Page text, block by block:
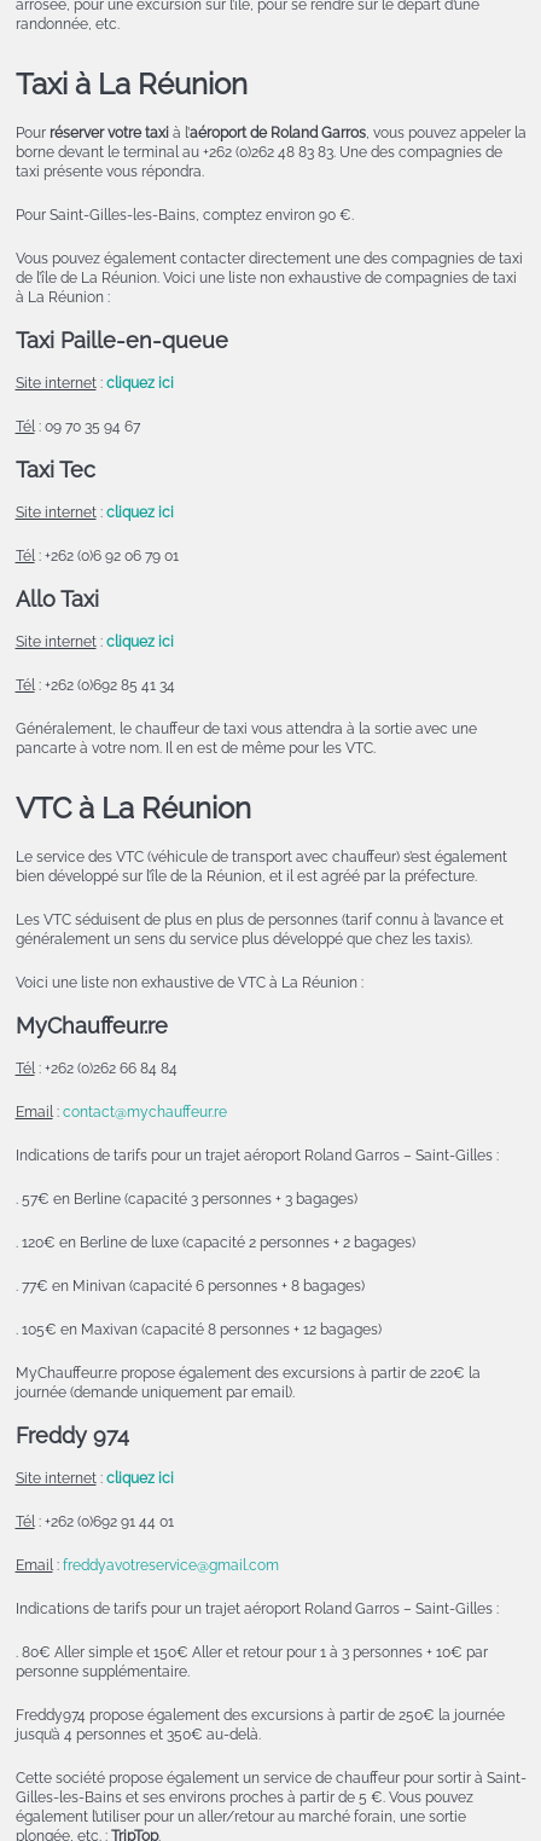
arrosée, pour une excursion sur l’île, pour se rendre sur le départ d’une
randonnée, etc.
Taxi à La Réunion
Pour réserver votre taxi à l’aéroport de Roland Garros, vous pouvez appeler la
borne devant le terminal au +262 (0)262 48 83 83. Une des compagnies de
taxi présente vous répondra.
Pour Saint-Gilles-les-Bains, comptez environ 90 €.
Vous pouvez également contacter directement une des compagnies de taxi
de l’île de La Réunion. Voici une liste non exhaustive de compagnies de taxi
à La Réunion :
Taxi Paille-en-queue
Site internet: cliquez ici
Tél: 09 70 35 94 67
Taxi Tec
Site internet: cliquez ici
Tél: +262 (0)6 92 06 79 01
Allo Taxi
Site internet: cliquez ici
Tél: +262 (0)692 85 41 34
Généralement, le chauffeur de taxi vous attendra à la sortie avec une
pancarte à votre nom. Il en est de même pour les VTC.
VTC à La Réunion
Le service des VTC (véhicule de transport avec chauffeur) s’est également
bien développé sur l’île de la Réunion, et il est agréé par la préfecture.
Les VTC séduisent de plus en plus de personnes (tarif connu à l’avance et
généralement un sens du service plus développé que chez les taxis).
Voici une liste non exhaustive de VTC à La Réunion :
MyChauffeur.re
Tél: +262 (0)262 66 84 84
Email: contact@mychauffeur.re
Indications de tarifs pour un trajet aéroport Roland Garros – Saint-Gilles :
. 57€ en Berline (capacité 3 personnes + 3 bagages)
. 120€ en Berline de luxe (capacité 2 personnes + 2 bagages)
. 77€ en Minivan (capacité 6 personnes + 8 bagages)
. 105€ en Maxivan (capacité 8 personnes + 12 bagages)
MyChauffeur.re propose également des excursions à partir de 220€ la
journée (demande uniquement par email).
Freddy 974
Site internet: cliquez ici
Tél: +262 (0)692 91 44 01
Email: freddyavotreservice@gmail.com
Indications de tarifs pour un trajet aéroport Roland Garros – Saint-Gilles :
. 80€ Aller simple et 150€ Aller et retour pour 1 à 3 personnes + 10€ par
personne supplémentaire.
Freddy974 propose également des excursions à partir de 250€ la journée
jusqu’à 4 personnes et 350€ au-delà.
Cette société propose également un service de chauffeur pour sortir à Saint-
Gilles-les-Bains et ses environs proches à partir de 5 €. Vous pouvez
également l’utiliser pour un aller/retour au marché forain, une sortie
plongée, etc. : TripTop.